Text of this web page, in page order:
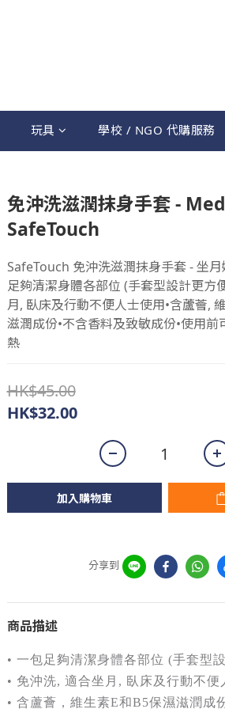
玩具 學校 / NGO 代購服務
免沖洗滋潤抹身手套 -
SafeTouch
SafeTouch 免沖洗滋潤抹身手套 - 坐月
足夠清潔身體各部位 (手套型設計更方
月, 臥床及行動不便人士使用•含蘆薈,
滋潤成份•不含香料及致敏成份•使用前
熱
HK$45.00
HK$32.00
加入購物車
分享到
商品描述
• 一包足夠清潔身體各部位 (手套型
• 免沖洗, 適合坐月, 臥床及行動不便
• 含蘆薈，維生素E和B5保濕滋潤成